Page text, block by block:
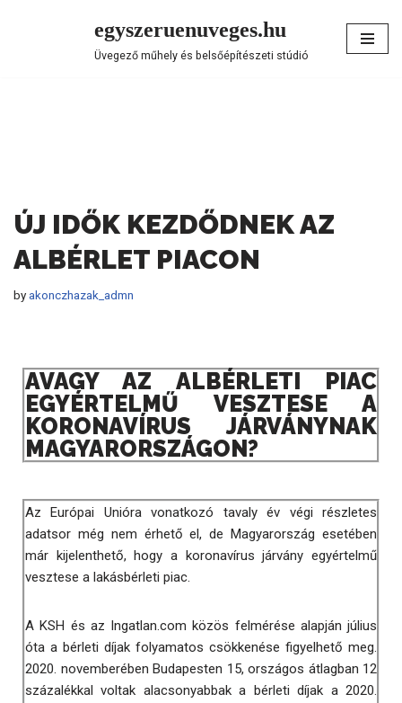
egyszeruenuveges.hu
Üvegező műhely és belsőépítészeti stúdió
ÚJ IDŐK KEZDŐDNEK AZ
ALBÉRLET PIACON
byakonczhazak_admn
AVAGY AZ ALBÉRLETI PIAC
EGYÉRTELMŰ VESZTESE A
KORONAVÍRUS JÁRVÁNYNAK
MAGYARORSZÁGON?
Az Európai Unióra vonatkozó tavaly év végi részletes
adatsor még nem érhető el, de Magyarország esetében
már kijelenthető, hogy a koronavírus járvány egyértelmű
vesztese a lakásbérleti piac.
A KSH és az Ingatlan.com közös felmérése alapján július
óta a bérleti díjak folyamatos csökkenése figyelhető meg.
2020. novemberében Budapesten 15, országos átlagban 12
százalékkal voltak alacsonyabbak a bérleti díjak a 2020.